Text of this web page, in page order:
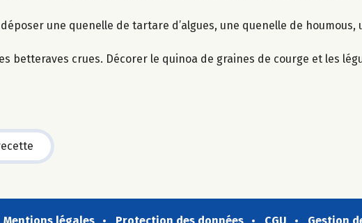
une quenelle de tartare d’algues, une quenelle de houmous,
betteraves crues. Décorer le quinoa de graines de courge et les